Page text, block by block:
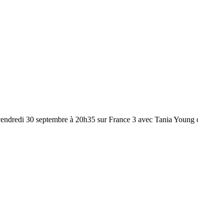
30 septembre à 20h35 sur France 3 avec Tania Young